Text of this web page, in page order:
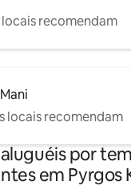
recomendam
locais recomendam
por
em Pyrgos